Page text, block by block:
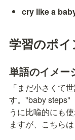
cry like a
学習のポイ
単語のイメー
「まだ小さくて
す。"baby steps"
うに比喩的にも
ますが、こちら